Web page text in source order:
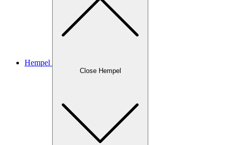
Hempel
Close Hempel